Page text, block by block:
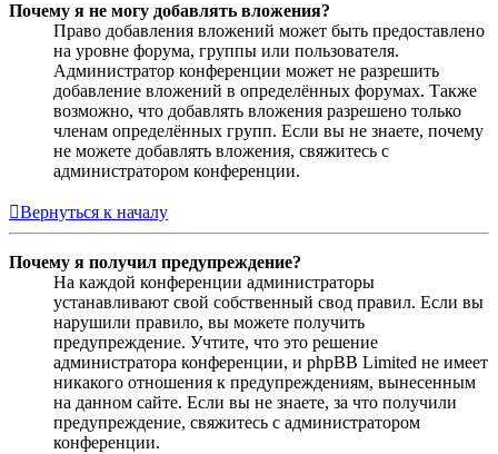
Почему я не могу добавлять вложения?
Право добавления вложений может быть предоставлено
на уровне форума, группы или пользователя.
Администратор конференции может не разрешить
добавление вложений в определённых форумах. Также
возможно, что добавлять вложения разрешено только
членам определённых групп. Если вы не знаете, почему
не можете добавлять вложения, свяжитесь с
администратором конференции.
Вернуться к началу
Почему я получил предупреждение?
На каждой конференции администраторы
устанавливают свой собственный свод правил. Если вы
нарушили правило, вы можете получить
предупреждение. Учтите, что это решение
администратора конференции, и phpBB Limited не имеет
никакого отношения к предупреждениям, вынесенным
на данном сайте. Если вы не знаете, за что получили
предупреждение, свяжитесь с администратором
конференции.